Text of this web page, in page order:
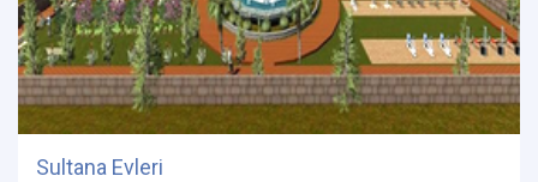
Sultana Evleri